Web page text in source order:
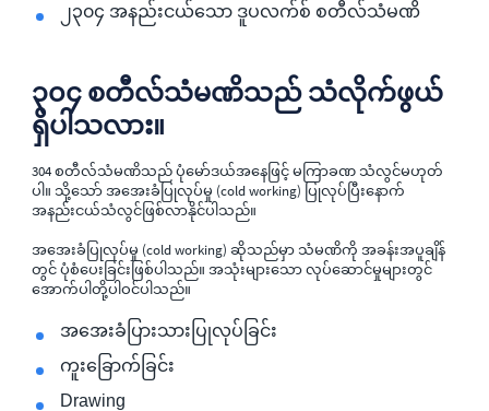
၂၃၀၄ အနည်းငယ်သော ဒူပလက်စ် စတီလ်သံမဏိ
၃၀၄ စတီလ်သံမဏိသည် သံလိုက်ဖွယ်
ရှိပါသလား။
304 စတီလ်သံမဏိသည် ပုံမော်ဒယ်အနေဖြင့် မကြာခဏ သံလွင်မဟုတ်
ပါ။ သို့သော် အအေးခံပြုလုပ်မှု (cold working) ပြုလုပ်ပြီးနောက်
အနည်းငယ်သံလွင်ဖြစ်လာနိုင်ပါသည်။
အအေးခံပြုလုပ်မှု (cold working) ဆိုသည်မှာ သံမဏိကို အခန်းအပူချိန်
တွင် ပုံစံပေးခြင်းဖြစ်ပါသည်။ အသုံးများသော လုပ်ဆောင်မှုများတွင်
အောက်ပါတို့ပါဝင်ပါသည်။
အအေးခံပြားသားပြုလုပ်ခြင်း
ကူးခြောက်ခြင်း
Drawing